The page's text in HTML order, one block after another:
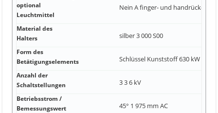
optional
Leuchtmittel
Nein A finger- und
Material des
Halters
silber 3 000 S00
Form des
Betätigungselements
Schlüssel Kunststoff 630 kW
Anzahl der
Schaltstellungen
3 3 6 kV
Betriebsstrom /
Bemessungswert
45° 1 975 mm AC